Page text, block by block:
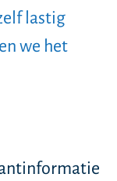
lastig
we het